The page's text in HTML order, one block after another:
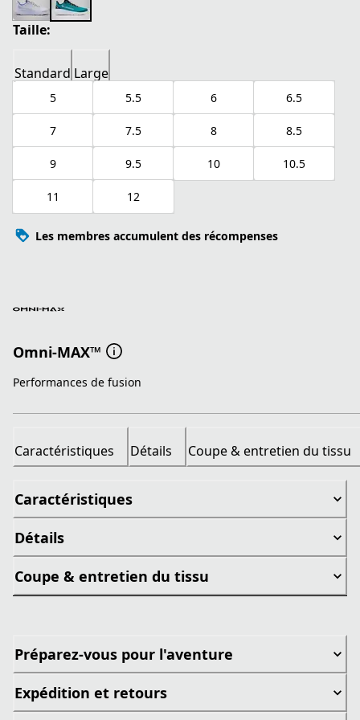
Taille:
Standard Large
5 5.5 6 6.5
7 7.5 8 8.5
9 9.5 10 10.5
11 12
Les membres accumulent des récompenses
Omni-MAX™
Performances de fusion
Caractéristiques Détails Coupe & entretien du tissu
Caractéristiques
Détails
Coupe & entretien du tissu
Préparez-vous pour l'aventure
Expédition et retours